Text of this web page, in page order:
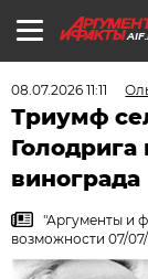
08.07.2026 11:11
Триумф
винограда
"Аргументы и
возможности 07/